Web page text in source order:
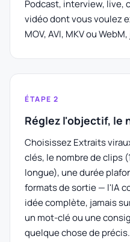
Podcast, interview, live,
vidéo dont vous voulez
MOV, AVI, MKV ou
ÉTAPE 2
Réglez l'objectif, le
Choisissez Extraits
clés, le nombre de clips
longue), une durée
formats de sortie — l'IA
idée complète, jamais
un mot-clé ou une
quelque chose de précis.